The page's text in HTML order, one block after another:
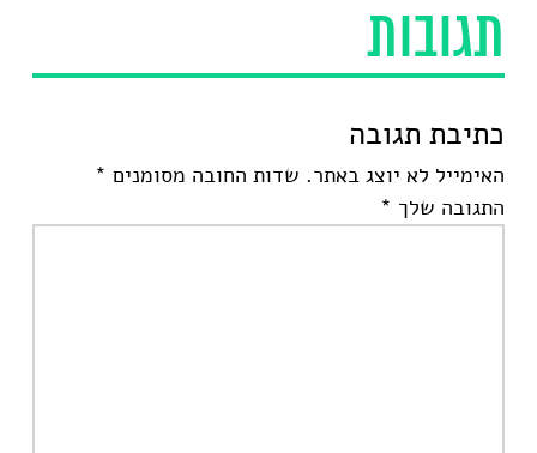
תגובות
כתיבת תגובה
האימייל לא יוצג באתר. שדות החובה מסומנים *
התגובה שלך *